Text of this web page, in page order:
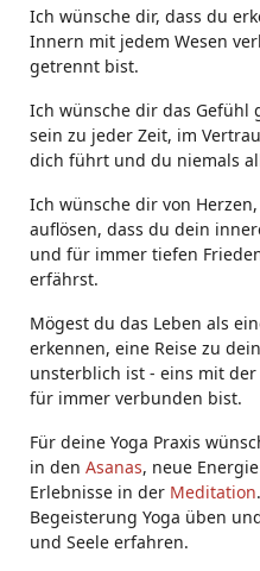
Ich wünsche dir, dass du
Innern mit jedem Wesen
getrennt bist.
Ich wünsche dir das Gefühl
sein zu jeder Zeit, im
dich führt und du niemals
Ich wünsche dir von
auflösen, dass du dein
und für immer tiefen
erfährst.
Mögest du das Leben als
erkennen, eine Reise zu
unsterblich ist - eins mit
für immer verbunden bist.
Für deine Yoga Praxis
in den Asanas, neue
Erlebnisse in der Meditation
Begeisterung Yoga üben
und Seele erfahren.